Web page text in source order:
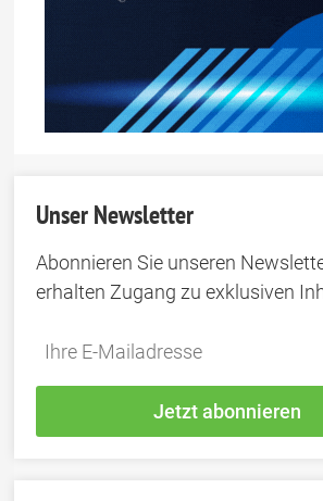
Unser Newsletter
Abonnieren Sie unseren
erhalten Zugang zu exklusiven
Do
this
*Ihre
Jetzt abonnieren